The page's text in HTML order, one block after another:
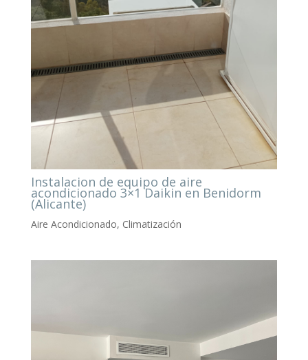
Instalacion de equipo de aire
acondicionado 3×1 Daikin en Benidorm
(Alicante)
Aire Acondicionado, Climatización